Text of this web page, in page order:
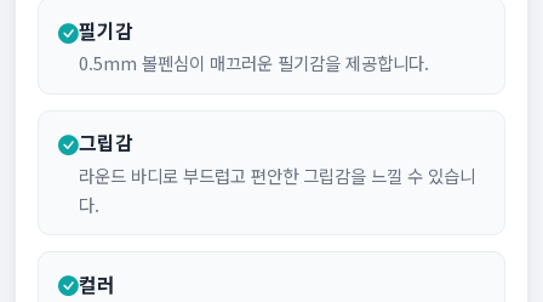
필기감
0.5mm 볼펜심이 매끄러운 필기감을 제공합니다.
그립감
라운드 바디로 부드럽고 편안한 그립감을 느낄 수 있습니
다.
컬러